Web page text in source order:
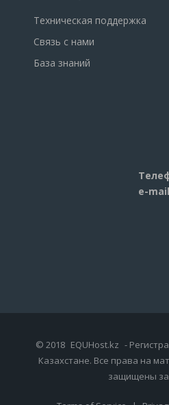
Техническая поддержка
Связь с нами
База знаний
e-
© 2018 EQUHost.kz -
Казахстане. Все права на
защищены